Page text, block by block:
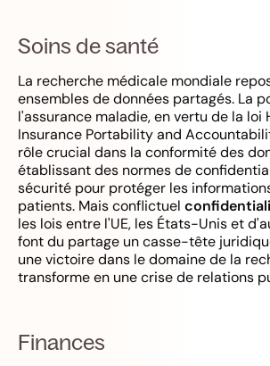
Soins de santé
La recherche médicale mondiale
ensembles de données partagés. La
l'assurance maladie, en vertu de la loi
Insurance Portability and
rôle crucial dans la conformité des
établissant des normes de
sécurité pour protéger les
patients. Mais conflictuel
les lois entre l'UE, les États-Unis et
font du partage un casse-tête
une victoire dans le domaine de la
transforme en une crise de relations
Finances